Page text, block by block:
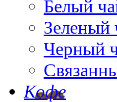
Белый
Зеленый
Черный
Кофе